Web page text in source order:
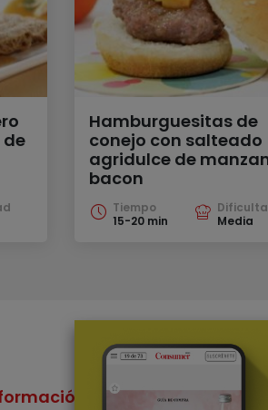
Hamburguesitas de
conejo con salteado
agridulce de
bacon
Tiempo
15-20 min
Media
Nuestras Apps